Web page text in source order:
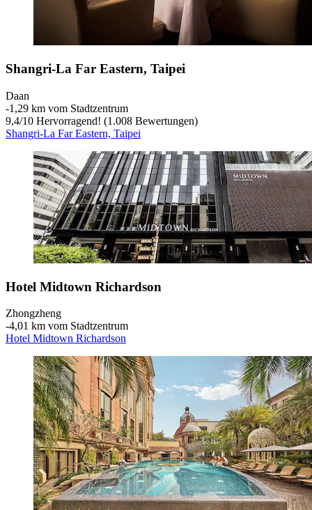
Shangri-La Far Eastern, Taipei
Daan
‐1,29 km vom Stadtzentrum
9,4/10 Hervorragend! (1.008 Bewertungen)
Shangri-La Far Eastern, Taipei
Hotel Midtown Richardson
Zhongzheng
‐4,01 km vom Stadtzentrum
Hotel Midtown Richardson